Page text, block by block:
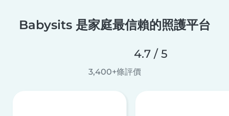
Babysits 是家庭最信賴的照護平台
4.7 / 5
3,400+條評價